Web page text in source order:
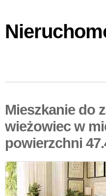
Mieszkanie do
wieżowiec w
powierzchni